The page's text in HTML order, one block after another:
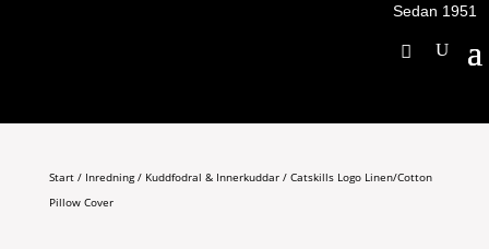
Sedan 1951
Start/ Inredning/ Kuddfodral & Innerkuddar/ Catskills Logo Linen/Cotton
Pillow Cover